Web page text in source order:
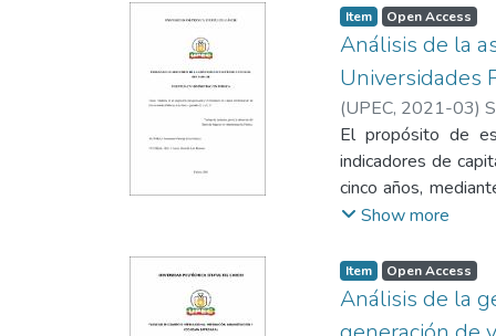
semi estructurado
y utiliza la Atlas ti
identifican el
alineación con
recolección de
y sitio web
través de redes
sociales y
evidencia en el
ciudadana y control
Item Open Access
Análisis de la
Universidades
(UPEC, 2021-03)
El propósito de
indicadores de
cinco años,
información
en documentos
resultados
relación con las
Show more
Item Open Access
Análisis de la